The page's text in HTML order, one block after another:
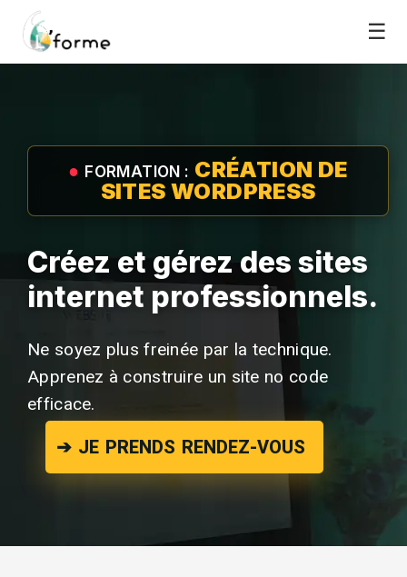
☰
● FORMATION : CRÉATION DE
SITES WORDPRESS
Créez et gérez des sites
internet professionnels.
Ne soyez plus freinée par la technique.
Apprenez à construire un site no code
efficace.
➔ JE PRENDS RENDEZ-VOUS